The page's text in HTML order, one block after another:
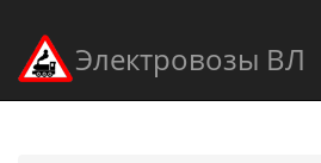
Электровозы ВЛ